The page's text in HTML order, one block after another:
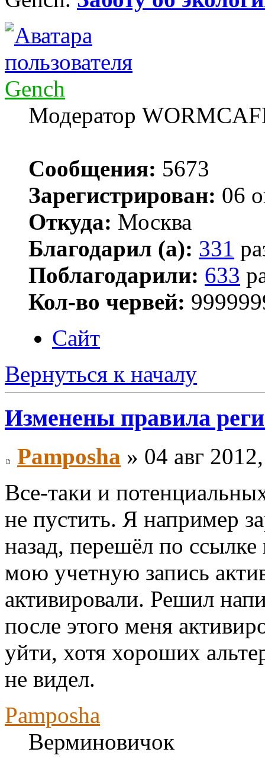
Gench
Модератор
Сообщения: 5673
Зарегистрирован: 06
Откуда: Москва
Благодарил (а): 331
Поблагодарили: 633
Кол-во червей:
Сайт
Вернуться к началу
Изменены правила
Pamposha » 04 авг
Все-таки и
не пустить. Я например
назад, перешёл по
мою учетную запись
активировали. Решил
после этого меня
уйти, хотя хороших
не видел.
Pamposha
Верминовичок